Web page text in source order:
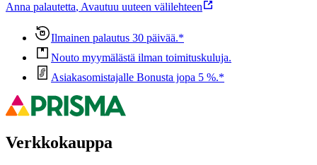
Anna palautetta, Avautuu uuteen välilehteen
Ilmainen palautus 30 päivää.*
Nouto myymälästä ilman toimituskuluja.
Asiakasomistajalle Bonusta jopa 5 %.*
Verkkokauppa